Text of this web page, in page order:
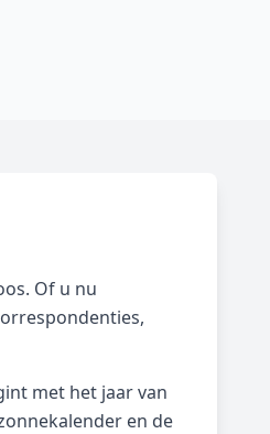
Of u nu
met het jaar van
en de